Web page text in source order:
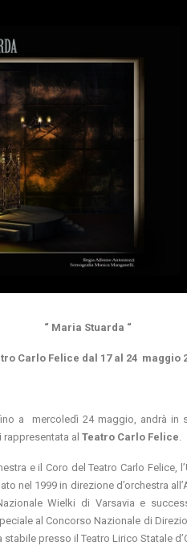
“ Maria Stuarda “
Carlo Felice dal 17 al 24 maggio
a mercoledì 24 maggio, andrà in
rappresentata al Teatro Carlo Felice.
e il Coro del Teatro Carlo Felice,
nel 1999 in direzione d’orchestra
Wielki di Varsavia e
al Concorso Nazionale di
presso il Teatro Lirico Statale